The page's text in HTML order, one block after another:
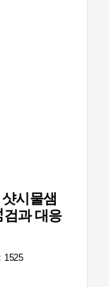
시물샘
검과 대응
1525